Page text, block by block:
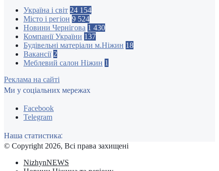
Україна і світ 24 154
Місто і регіон 9 524
Новини Чернігова 1 430
Компанії України 137
Будівельні матеріали м.Ніжин 18
Вакансії 2
Меблевий салон Ніжин 1
Реклама на сайті
Ми у соціальних мережах
Facebook
Telegram
Наша статистика:
© Copyright 2026, Всі права захищені
NizhynNEWS